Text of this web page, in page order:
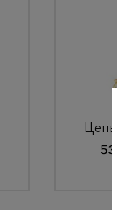
Цепь